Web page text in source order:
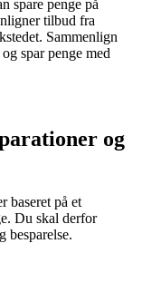
spare penge på
tilbud fra
Sammenlign
spar penge med
og
baseret på et
Du skal derfor
besparelse.